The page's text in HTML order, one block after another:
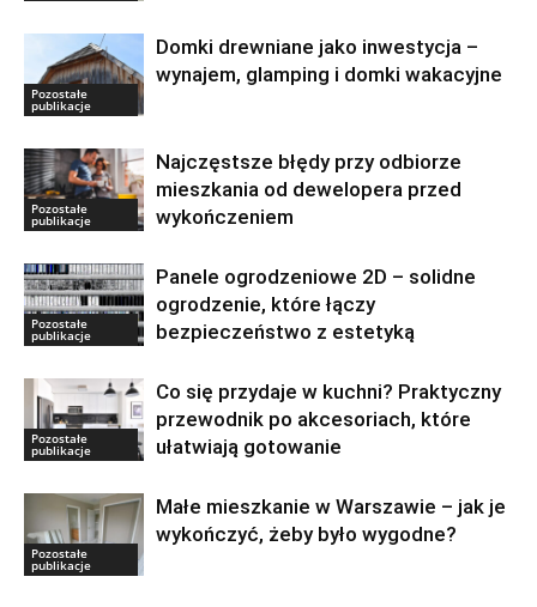
Pozostałe
publikacje
Domki drewniane jako inwestycja –
wynajem, glamping i domki wakacyjne
Pozostałe
publikacje
Najczęstsze błędy przy odbiorze
mieszkania od dewelopera przed
wykończeniem
Pozostałe
publikacje
Panele ogrodzeniowe 2D – solidne
ogrodzenie, które łączy
bezpieczeństwo z estetyką
Pozostałe
publikacje
Co się przydaje w kuchni? Praktyczny
przewodnik po akcesoriach, które
ułatwiają gotowanie
Pozostałe
publikacje
Małe mieszkanie w Warszawie – jak je
wykończyć, żeby było wygodne?